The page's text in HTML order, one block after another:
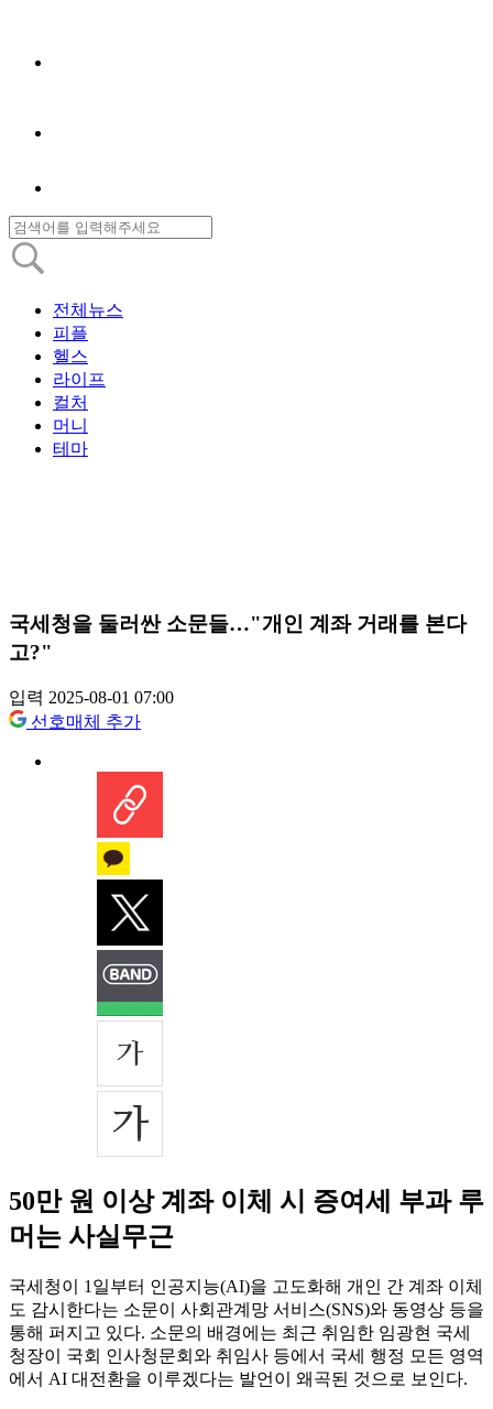
전체뉴스
피플
헬스
라이프
컬처
머니
테마
국세청을 둘러싼 소문들…"개인 계좌 거래를 본다
고?"
입력 2025-08-01 07:00
선호매체 추가
50만 원 이상 계좌 이체 시 증여세 부과 루
머는 사실무근
국세청이 1일부터 인공지능(AI)을 고도화해 개인 간 계좌 이체
도 감시한다는 소문이 사회관계망 서비스(SNS)와 동영상 등을
통해 퍼지고 있다. 소문의 배경에는 최근 취임한 임광현 국세
청장이 국회 인사청문회와 취임사 등에서 국세 행정 모든 영역
에서 AI 대전환을 이루겠다는 발언이 왜곡된 것으로 보인다.